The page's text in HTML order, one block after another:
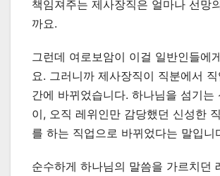
책임져주는 제사장직은 얼마나 선망
까요.
그런데 여로보암이 이걸 일반인들에
요. 그러니까 제사장직이 직분에서
간에 바뀌었습니다. 하나님을 섬기는
이, 오직 레위인만 감당했던 신성한
를 하는 직업으로 바뀌었다는 말입니
순수하게 하나님의 말씀을 가르치던